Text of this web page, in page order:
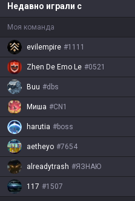
Недавно играли с
Моя команда
evilempire #1111
Zhen De Emo Le #0521
Buu #dbs
Миша #CN1
harutia #boss
aetheyo #7654
alreadytrash #ЯЗНАЮ
117 #1507